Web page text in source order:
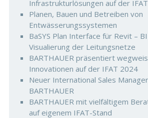
Infrastrukturlösungen auf der IFAT
Planen, Bauen und Betreiben von
Entwässerungssystemen
BaSYS Plan Interface für Revit –
Visualierung der Leitungsnetze
BARTHAUER präsentiert
Innovationen auf der IFAT 2024
Neuer International Sales
BARTHAUER
BARTHAUER mit vielfältigem
auf eigenem IFAT-Stand